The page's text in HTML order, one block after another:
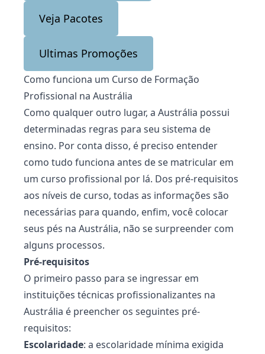
Veja Pacotes
Ultimas Promoções
Como funciona um Curso de Formação
Profissional na Austrália
Como qualquer outro lugar, a Austrália possui
determinadas regras para seu sistema de
ensino. Por conta disso, é preciso entender
como tudo funciona antes de se matricular em
um curso profissional por lá. Dos pré-requisitos
aos níveis de curso, todas as informações são
necessárias para quando, enfim, você colocar
seus pés na Austrália, não se surpreender com
alguns processos.
Pré-requisitos
O primeiro passo para se ingressar em
instituições técnicas profissionalizantes na
Austrália é preencher os seguintes pré-
requisitos:
Escolaridade: a escolaridade mínima exigida